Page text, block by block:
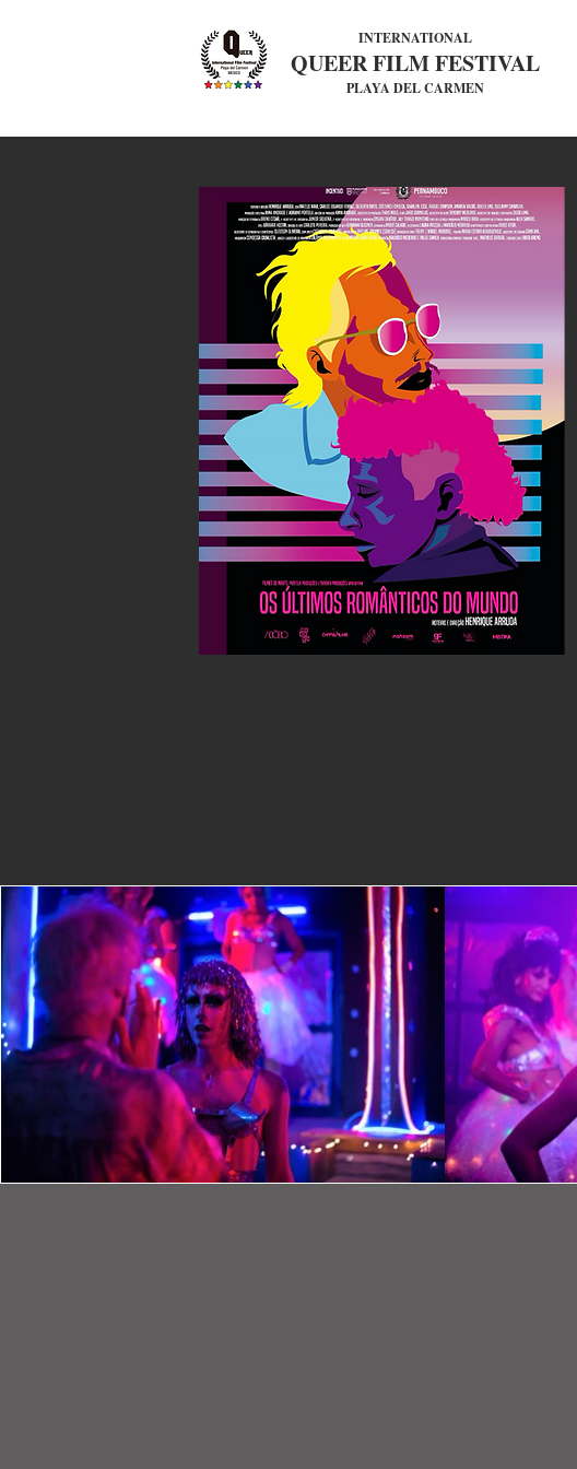
INTERNATIONAL
QUEER FILM FESTIVAL
PLAYA DEL CARMEN